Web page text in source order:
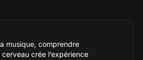
musique, comprendre
crée l’expérience